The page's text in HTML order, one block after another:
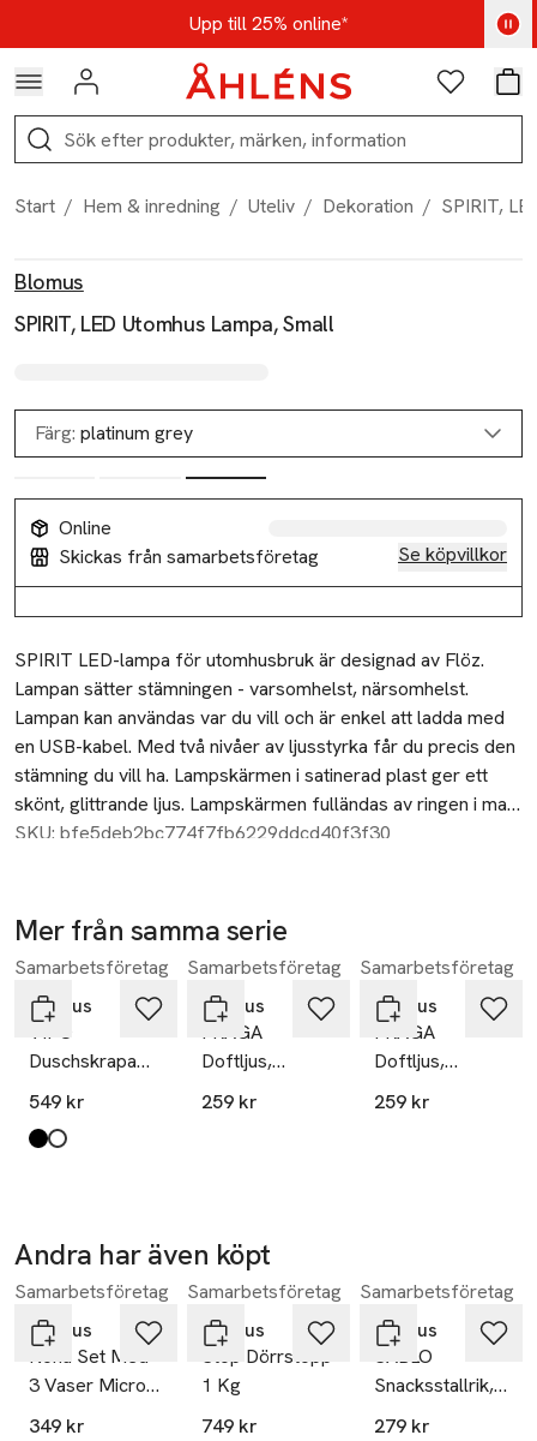
Hoppa till navigationsmenynUpp till 25% online*
Kod: AUG25 - Shoppa nu
Logga in Favoriter
Sök
Start / Hem & inredning / Uteliv / Dekoration / SPIRIT,
Blomus
SPIRIT, LED Utomhus Lampa, Small
Färg: platinum grey
Online
Skickas från samarbetsföretag
Se köpvillkor
Beskrivning
SPIRIT LED-lampa för utomhusbruk är designad av Flöz.
Lampan sätter stämningen - varsomhelst, närsomhelst.
Lampan kan användas var du vill och är enkel att ladda med
en USB-kabel. Med två nivåer av ljusstyrka får du precis den
stämning du vill ha. Lampskärmen i satinerad plast ger ett
skönt, glittrande ljus. Lampskärmen fulländas av ringen i matt
rostfritt stål och den färgade basen.
Uppladdningsbar med USB-kabel
Brinntid: 6-12 hr
Ljusstyrka 100 Lumen
Output: 1W
Spänning: DC 3,7 V
Protection Class: III
Ljusfärg: 2700 K
SKU: bfe5deb2bc774f7fb6229ddcd40f3f30
Mer från samma serie
Hoppa över bildspelet
Samarbetsföretag
Blomus
VIPO
Duschskrapa
med krok
549 kr
Produkten finns i färgerna:
black
white
Samarbetsföretag
Blomus
FRAGA
Doftljus,
Medium, Soft
259 kr
Samarbetsföretag
Blomus
FRAGA
Doftljus,
Medium,
259 kr
Andra har även köpt
Hoppa över bildspelet
Samarbetsföretag
Blomus
Nona Set Med
3 Vaser Micro
Chip
349 kr
Samarbetsföretag
Blomus
Stop Dörrstopp
1 Kg
749 kr
Samarbetsföretag
Blomus
SABLO
Snacksstallrik,
Stengods
279 kr